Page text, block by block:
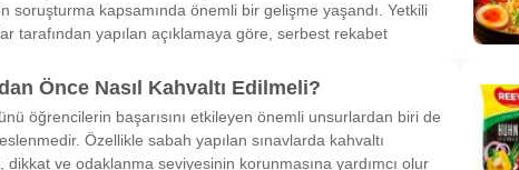
soruşturma kapsamında önemli bir gelişme yaşandı. Yetkili
tarafından yapılan açıklamaya göre, serbest rekabet
Önce Nasıl Kahvaltı Edilmeli?
öğrencilerin başarısını etkileyen önemli unsurlardan biri de
Özellikle sabah yapılan sınavlarda kahvaltı
dikkat ve odaklanma seviyesinin korunmasına yardımcı olur